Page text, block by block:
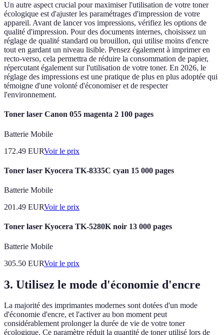
Un autre aspect crucial pour maximiser l'utilisation de votre toner
écologique est d'ajuster les paramétrages d'impression de votre
appareil. Avant de lancer vos impressions, vérifiez les options de
qualité d'impression. Pour des documents internes, choisissez un
réglage de qualité standard ou brouillon, qui utilise moins d'encre
tout en gardant un niveau lisible. Pensez également à imprimer en
recto-verso, cela permettra de réduire la consommation de papier,
répercutant également sur l'utilisation de votre toner. En 2026, le
réglage des impressions est une pratique de plus en plus adoptée qui
témoigne d'une volonté d'économiser et de respecter
l'environnement.
Toner laser Canon 055 magenta 2 100 pages
Batterie Mobile
172.49 EURVoir le prix
Toner laser Kyocera TK-8335C cyan 15 000 pages
Batterie Mobile
201.49 EURVoir le prix
Toner laser Kyocera TK-5280K noir 13 000 pages
Batterie Mobile
305.50 EURVoir le prix
3. Utilisez le mode d'économie d'encre
La majorité des imprimantes modernes sont dotées d'un mode
d'économie d'encre, et l'activer au bon moment peut
considérablement prolonger la durée de vie de votre toner
écologique. Ce paramètre réduit la quantité de toner utilisé lors de